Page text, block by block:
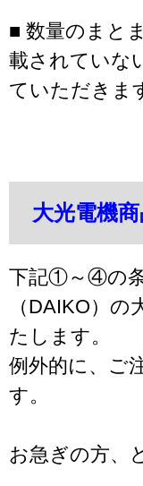
■ 数量のまと
載されていな
ていただきま
大光電機
下記①～④の条
（DAIKO）
たします。
例外的に、ご
す。
お急ぎの方、